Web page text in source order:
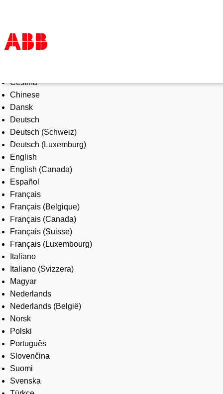
Products & Solutions
Industries
Services
About us
Where to buy
Contact us
Careers
Čeština
Chinese
Dansk
Deutsch
Deutsch (Schweiz)
Deutsch (Luxemburg)
English
English (Canada)
Español
Français
Français (Belgique)
Français (Canada)
Français (Suisse)
Français (Luxembourg)
Italiano
Italiano (Svizzera)
Magyar
Nederlands
Nederlands (België)
Norsk
Polski
Português
Slovenčina
Suomi
Svenska